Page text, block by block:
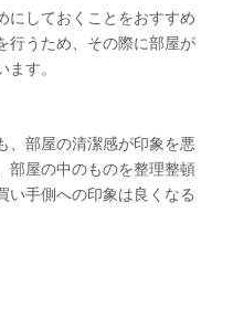
にしておくことをおすすめ
行うため、その際に部屋が
す。
、部屋の清潔感が印象を悪
部屋の中のものを整理整頓
い手側への印象は良くなる